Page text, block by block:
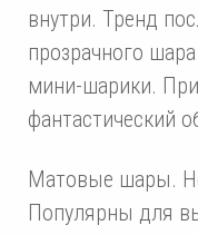
внутри. Тренд
прозрачного
мини-шарики.
фантастический
Матовые шары.
Популярны для